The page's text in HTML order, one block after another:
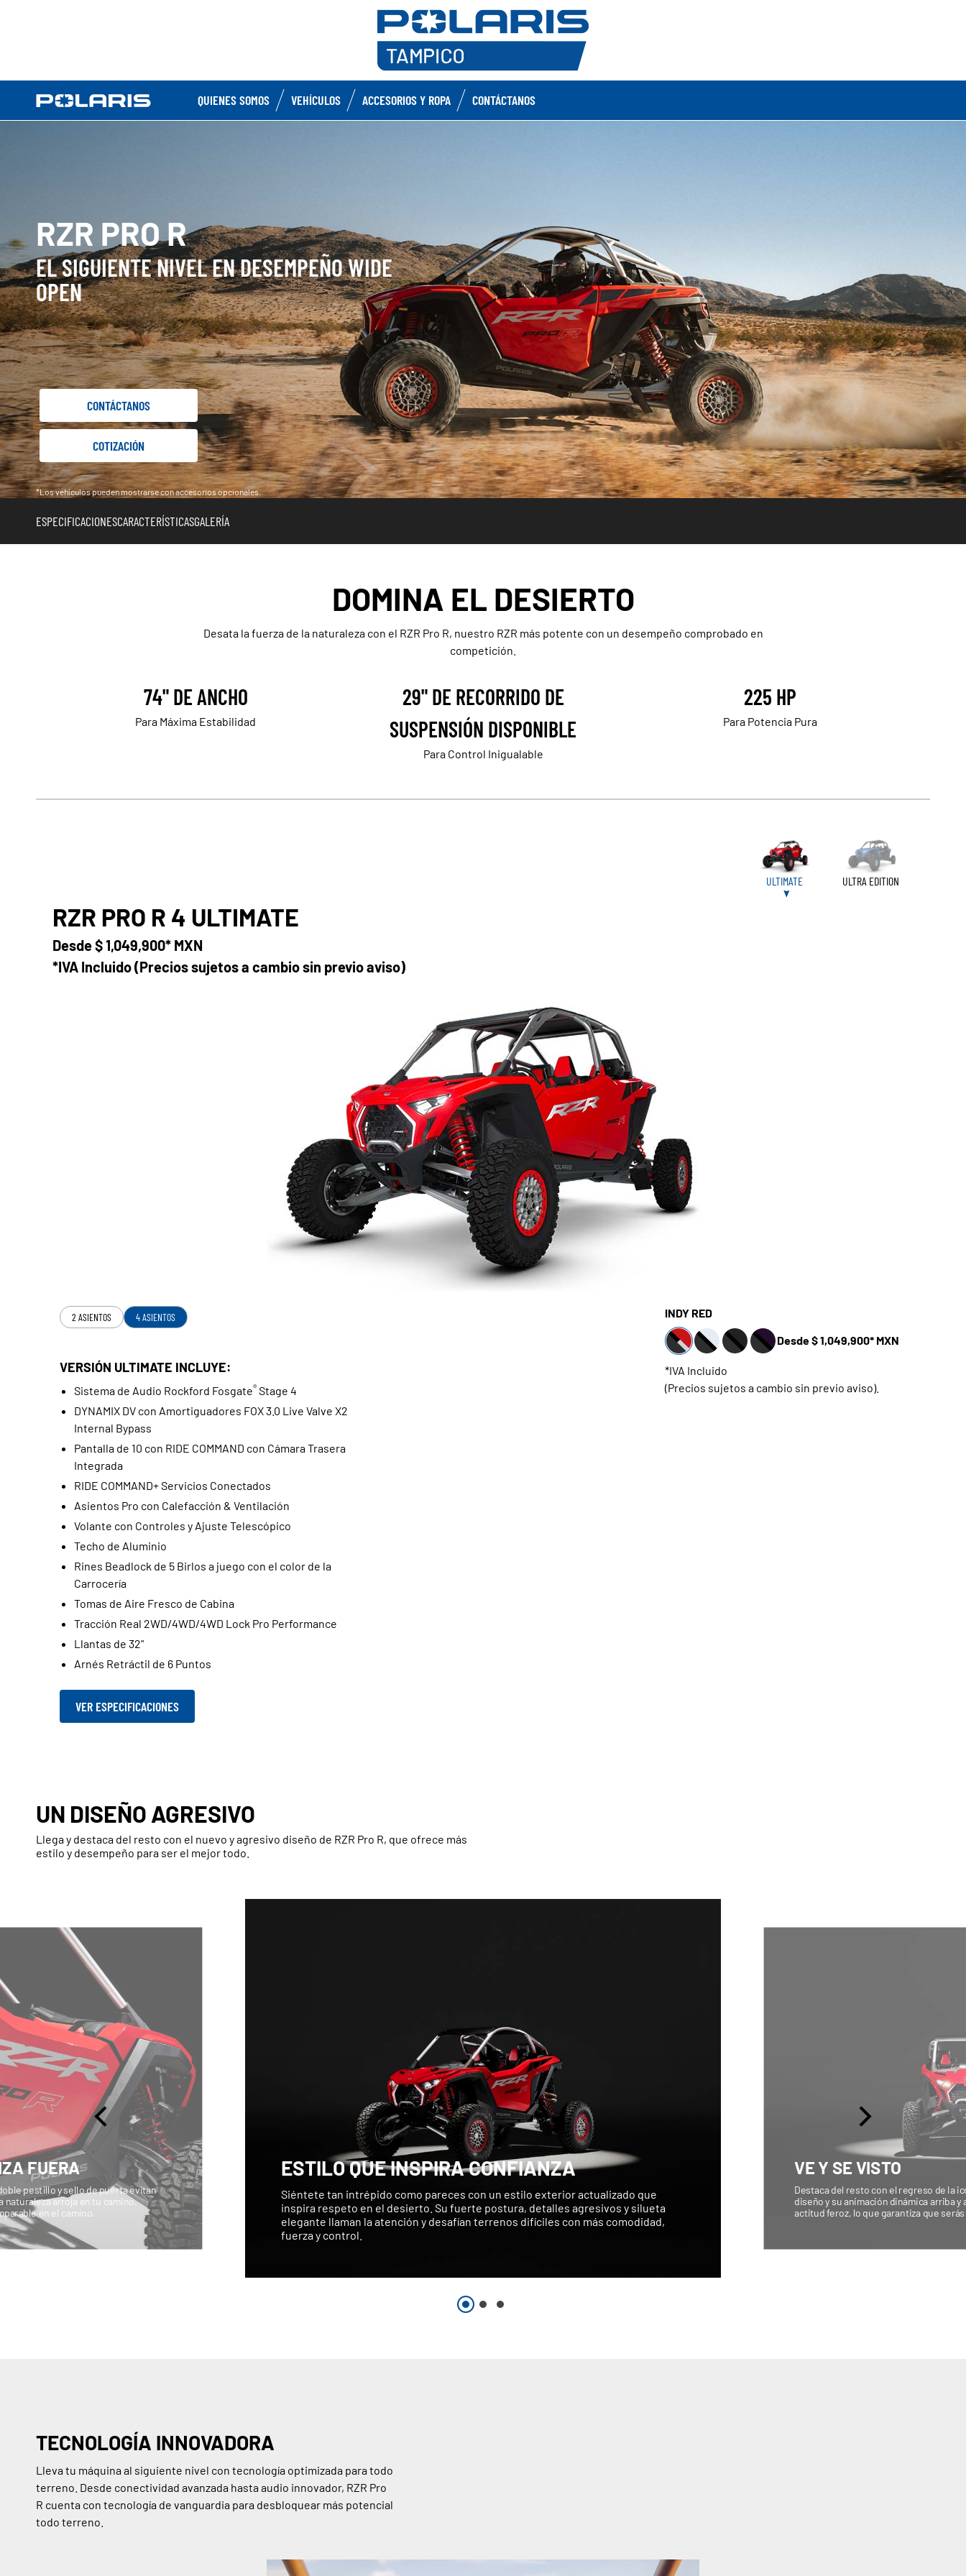
QUIENES SOMOS VEHÍCULOS ACCESORIOS Y ROPA CONTÁCTANOS
RZR PRO R
EL SIGUIENTE NIVEL EN DESEMPEÑO WIDE
OPEN
CONTÁCTANOS
COTIZACIÓN
*Los vehículos pueden mostrarse con accesorios opcionales.
ESPECIFICACIONESCARACTERÍSTICASGALERÍA
DOMINA EL DESIERTO
Desata la fuerza de la naturaleza con el RZR Pro R, nuestro RZR más potente con un desempeño comprobado en
competición.
74" DE ANCHO
Para Máxima Estabilidad
29" DE RECORRIDO DE
SUSPENSIÓN DISPONIBLE
Para Control Inigualable
225 HP
Para Potencia Pura
ULTIMATE ULTRA EDITION
RZR PRO R 4 ULTIMATE
Desde$ 1,049,900* MXN
*IVA Incluido (Precios sujetos a cambio sin previo aviso)
2 ASIENTOS 4 ASIENTOS INDY RED
Desde $ 1,049,900* MXN
*IVA Incluido
(Precios sujetos a cambio sin previo aviso).
VERSIÓN ULTIMATE INCLUYE:
Sistema de Audio Rockford Fosgate®Stage 4
DYNAMIX DV con Amortiguadores FOX 3.0 Live Valve X2
Internal Bypass
Pantalla de 10 con RIDE COMMAND con Cámara Trasera
Integrada
RIDE COMMAND+ Servicios Conectados
Asientos Pro con Calefacción & Ventilación
Volante con Controles y Ajuste Telescópico
Techo de Aluminio
Rines Beadlock de 5 Birlos a juego con el color de la
Carrocería
Tomas de Aire Fresco de Cabina
Tracción Real 2WD/4WD/4WD Lock Pro Performance
Llantas de 32"
Arnés Retráctil de 6 Puntos
VER ESPECIFICACIONES
UN DISEÑO AGRESIVO
Llega y destaca del resto con el nuevo y agresivo diseño de RZR Pro R, que ofrece más
estilo y desempeño para ser el mejor todo.
FUERA
pestillo y sello de puerta evitan
naturaleza arroja en tu camino.
en el camino.
ESTILO QUE INSPIRA CONFIANZA
Siéntete tan intrépido como pareces con un estilo exterior actualizado que
inspira respeto en el desierto. Su fuerte postura, detalles agresivos y silueta
elegante llaman la atención y desafían terrenos difíciles con más comodidad,
fuerza y control.
VE Y SE VISTO
Destaca del resto con el regreso de la
diseño y su animación dinámica arriba
actitud feroz, lo que garantiza que
TECNOLOGÍA INNOVADORA
Lleva tu máquina al siguiente nivel con tecnología optimizada para todo
terreno. Desde conectividad avanzada hasta audio innovador, RZR Pro
R cuenta con tecnología de vanguardia para desbloquear más potencial
todo terreno.